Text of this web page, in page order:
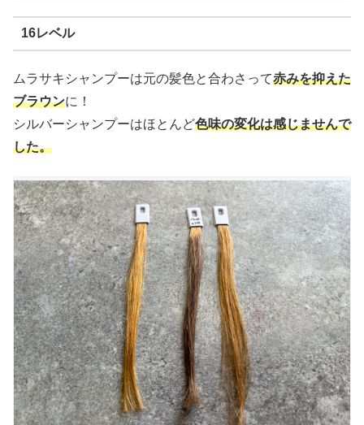
16レベル
ムラサキシャンプーは元の髪色と合わさって赤みを抑えた
ブラウンに！
シルバーシャンプーはほとんど色味の変化は感じませんで
した。